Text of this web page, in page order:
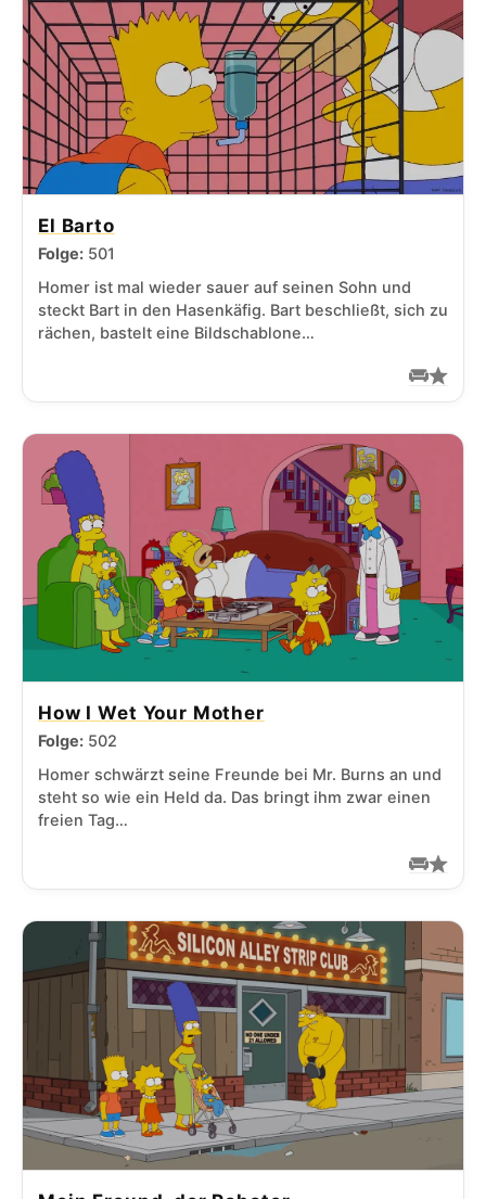
El Barto
Folge: 501
Homer ist mal wieder sauer auf seinen Sohn und
steckt Bart in den Hasenkäfig. Bart beschließt, sich zu
rächen, bastelt eine Bildschablone…
How I Wet Your Mother
Folge: 502
Homer schwärzt seine Freunde bei Mr. Burns an und
steht so wie ein Held da. Das bringt ihm zwar einen
freien Tag…